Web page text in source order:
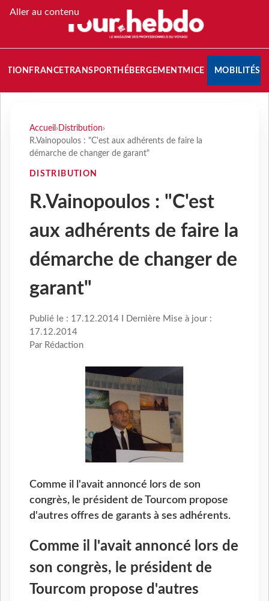
Aller au contenu
FRANCETRANSPORT HÉBERGEMENTMICE MOBILITÉS
Accueil › Distribution›
R.Vainopoulos : "C'est aux adhérents de faire la
démarche de changer de garant"
DISTRIBUTION
R.Vainopoulos : "C'est
aux adhérents de faire la
démarche de changer de
garant"
Publié le : 17.12.2014 I Dernière Mise à jour :
17.12.2014
Par Rédaction
Comme il l'avait annoncé lors de son
congrès, le président de Tourcom propose
d'autres offres de garants à ses adhérents.
Comme il l'avait annoncé lors de
son congrès, le président de
Tourcom propose d'autres